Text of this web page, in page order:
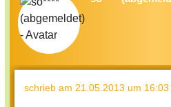
schrieb am 21.05.2013 um 16:03